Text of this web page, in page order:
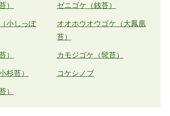
） ゼニゴケ（銭苔）
小しっぽ
オオホウオウゴケ（大鳳凰
苔）
） カモジゴケ（髢苔）
杉苔） コケシノブ
）